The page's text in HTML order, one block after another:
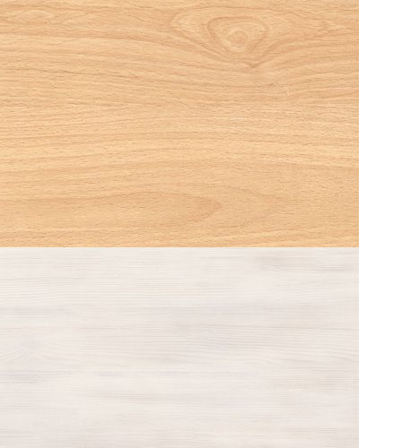
BEECH LIGHT 0019